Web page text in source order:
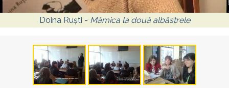
Doina Ruști - Mămica la două albăstrele